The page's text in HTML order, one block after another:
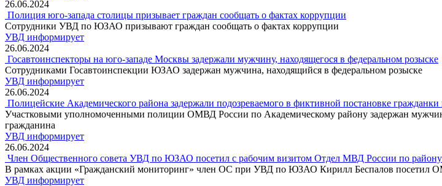
26.06.2024
Полиция юго-запада столицы призывает граждан сообщать о фактах коррупции
Сотрудники УВД по ЮЗАО призывают граждан сообщать о фактах коррупции
УВД информирует
26.06.2024
Госавтоинспекторы на юго-западе Москвы задержали мужчину, находящегося в федеральном розыске
Сотрудниками Госавтоинспекции ЮЗАО задержан мужчина, находящийся в федеральном розыске
УВД информирует
26.06.2024
Полицейские Академического района задержали подозреваемого в фиктивной постановке
Участковыми уполномоченными полиции ОМВД России по Академическому району задержан
гражданина
УВД информирует
26.06.2024
Член Общественного совета УВД по ЮЗАО посетил с рабочим визитом Отдел МВД России по
В рамках акции «Гражданский мониторинг» член ОС при УВД по ЮЗАО Кирилл Беспалов посетил
УВД информирует